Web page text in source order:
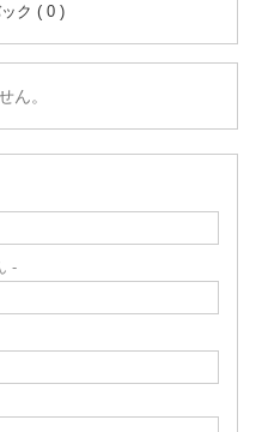
ク ( 0 )
ん。
-